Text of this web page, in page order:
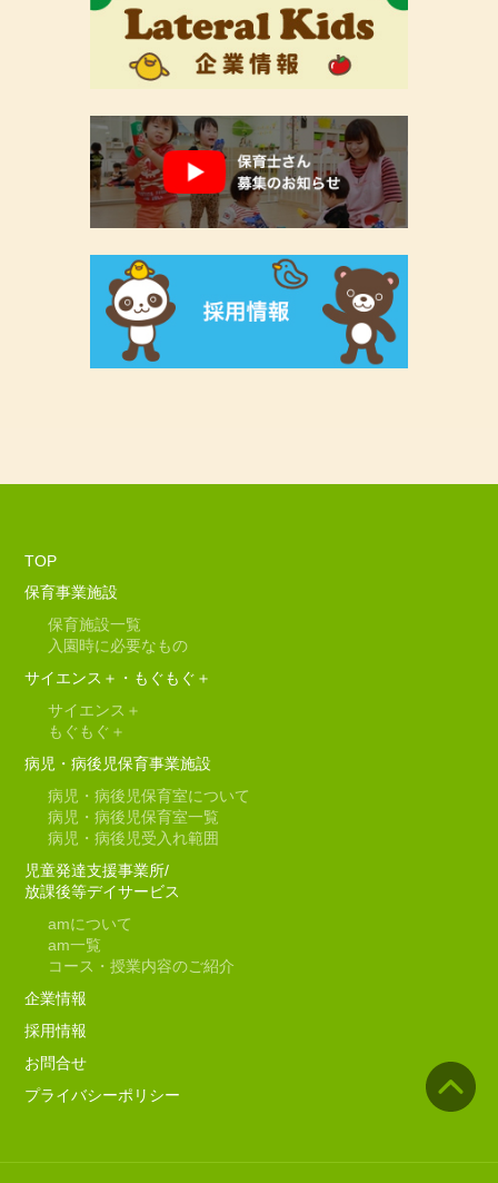
TOP
保育事業施設
保育施設一覧
入園時に必要なもの
サイエンス＋・もぐもぐ＋
サイエンス＋
もぐもぐ＋
病児・病後児保育事業施設
病児・病後児保育室について
病児・病後児保育室一覧
病児・病後児受入れ範囲
児童発達支援事業所/
放課後等デイサービス
amについて
am一覧
コース・授業内容のご紹介
企業情報
採用情報
お問合せ
プライバシーポリシー